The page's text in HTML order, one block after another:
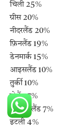
चिली 25%
ग्रीस 20%
नीदरलैंड 20%
फ़िनलैंड 19%
डेनमार्क 15%
आइसलैंड 10%
तुर्की 10%
पोलैंड 7%
स्विट्जरलैंड 7%
इटली 4%